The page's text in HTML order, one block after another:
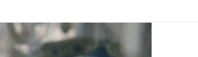
Notícias Notícias da AHESC